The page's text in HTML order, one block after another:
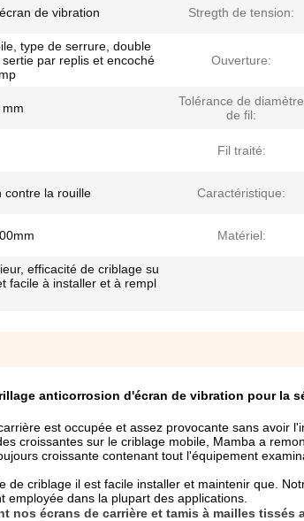
de vibration Stregth de tension:
type de serrure, double
par replis et encoché
Ouverture:
Tolérance de diamètre
de fil:
Fil traité:
contre la rouille Caractéristique:
Matériel:
efficacité de criblage su
facile à installer et à rempl
anticorrosion d'écran de vibration pour la
est occupée et assez provocante sans avoir
croissantes sur le criblage mobile, Mamba a
croissante contenant tout l'équipement
de criblage il est facile installer et maintenir que.
dans la plupart des applications.
nos écrans de carrière et tamis à mailles tissés